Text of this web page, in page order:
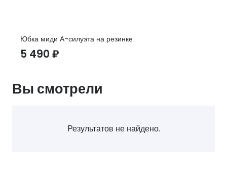
Юбка миди А-силуэта на резинке
5 490 ₽
Вы смотрели
Результатов не найдено.